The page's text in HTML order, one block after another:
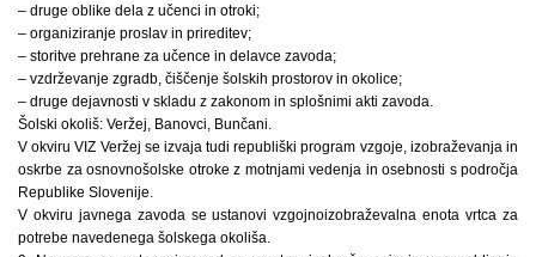
– druge oblike dela z učenci in otroki;
– organiziranje proslav in prireditev;
– storitve prehrane za učence in delavce zavoda;
– vzdrževanje zgradb, čiščenje šolskih prostorov in okolice;
– druge dejavnosti v skladu z zakonom in splošnimi akti zavoda.
Šolski okoliš: Veržej, Banovci, Bunčani.
V okviru VIZ Veržej se izvaja tudi republiški program vzgoje, izobraževanja in
oskrbe za osnovnošolske otroke z motnjami vedenja in osebnosti s področja
Republike Slovenije.
V okviru javnega zavoda se ustanovi vzgojnoizobraževalna enota vrtca za
potrebe navedenega šolskega okoliša.